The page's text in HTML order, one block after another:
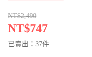
NT$2,490
NT$747
已賣出：37件